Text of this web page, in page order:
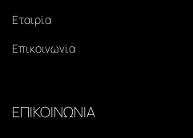
Εταιρία
Επικοινωνία
ΕΠΙΚΟΙΝΩΝΙΑ